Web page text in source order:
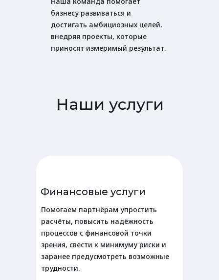
Наши услуги
Финансовые услуги
Помогаем партнёрам упростить
расчёты, повысить надёжность
процессов с финансовой точки
зрения, свести к минимуму риски и
заранее предусмотреть возможные
трудности.
бизнесу развиваться и
достигать амбициозных целей,
внедряя проекты, которые
приносят измеримый результат.